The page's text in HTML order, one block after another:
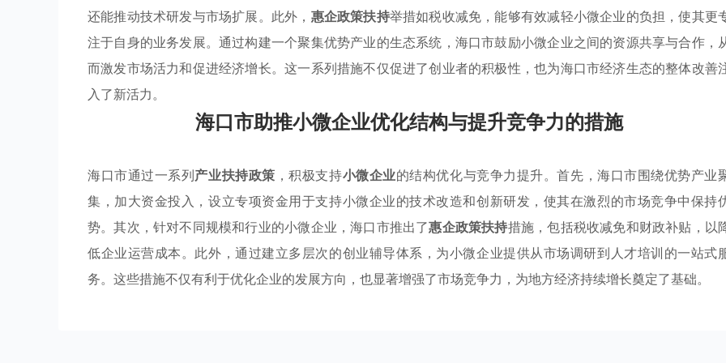
还能推动技术研发与市场扩展。此外， 惠企政策扶持举措如税收减免，能够有效减轻小微企业的负担，使其更
注于自身的业务发展。通过构建一个聚集优势产业的生态系统，海口市鼓励小微企业之间的资源共享与合作，
而激发市场活力和促进经济增长。这一系列措施不仅促进了创业者的积极性，也为海口市经济生态的整体改善
入了新活力。
海口市助推小微企业优化结构与提升竞争力的措施
海口市通过一系列产业扶持政策 ，积极支持小微企业的结构优化与竞争力提升。首先，海口市围绕优势产业
集，加大资金投入，设立专项资金用于支持小微企业的技术改造和创新研发，使其在激烈的市场竞争中保持
势。其次，针对不同规模和行业的小微企业，海口市推出了惠企政策扶持措施，包括税收减免和财政补贴，以
低企业运营成本。此外，通过建立多层次的创业辅导体系，为小微企业提供从市场调研到人才培训的一站式
务。这些措施不仅有利于优化企业的发展方向，也显著增强了市场竞争力，为地方经济持续增长奠定了基础。